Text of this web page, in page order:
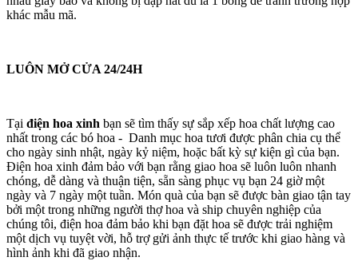
khác mẫu mã.
LUÔN MỞ CỬA 24/24H
Tại điện hoa xinh bạn sẽ tìm thấy sự sắp xếp hoa chất lượng cao
nhất trong các bó hoa - Danh mục hoa tươi được phân chia cụ thể
cho ngày sinh nhật, ngày kỷ niệm, hoặc bất kỳ sự kiện gì của bạn.
Điện hoa xinh đảm bảo với bạn rằng giao hoa sẽ luôn luôn nhanh
chóng, dễ dàng và thuận tiện, sẵn sàng phục vụ bạn 24 giờ một
ngày và 7 ngày một tuần. Món quà của bạn sẽ được bàn giao tận tay
bởi một trong những người thợ hoa và ship chuyên nghiệp của
chúng tôi, điện hoa đảm bảo khi bạn đặt hoa sẽ được trải nghiệm
một dịch vụ tuyệt vời, hỗ trợ gửi ảnh thực tế trước khi giao hàng và
hình ảnh khi đã giao nhận.